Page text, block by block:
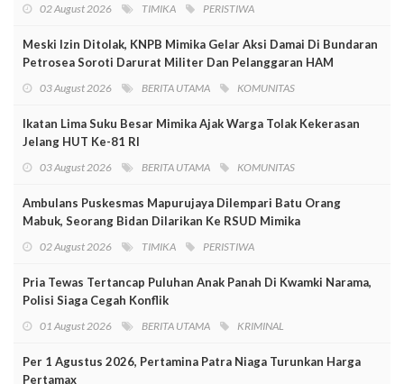
02 August 2026 TIMIKA PERISTIWA
Meski Izin Ditolak, KNPB Mimika Gelar Aksi Damai Di Bundaran
Petrosea Soroti Darurat Militer Dan Pelanggaran HAM
03 August 2026 BERITA UTAMA KOMUNITAS
Ikatan Lima Suku Besar Mimika Ajak Warga Tolak Kekerasan
Jelang HUT Ke-81 RI
03 August 2026 BERITA UTAMA KOMUNITAS
Ambulans Puskesmas Mapurujaya Dilempari Batu Orang
Mabuk, Seorang Bidan Dilarikan Ke RSUD Mimika
02 August 2026 TIMIKA PERISTIWA
Pria Tewas Tertancap Puluhan Anak Panah Di Kwamki Narama,
Polisi Siaga Cegah Konflik
01 August 2026 BERITA UTAMA KRIMINAL
Per 1 Agustus 2026, Pertamina Patra Niaga Turunkan Harga
Pertamax